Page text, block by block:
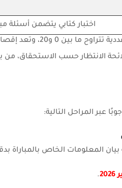
اختبار كتابي يتضمن أسئلة
إقصائية كل نقطة تساوي أو تقل عن 5.
عبر المراحل التالية:
المعلومات الخاص بالمباراة
.